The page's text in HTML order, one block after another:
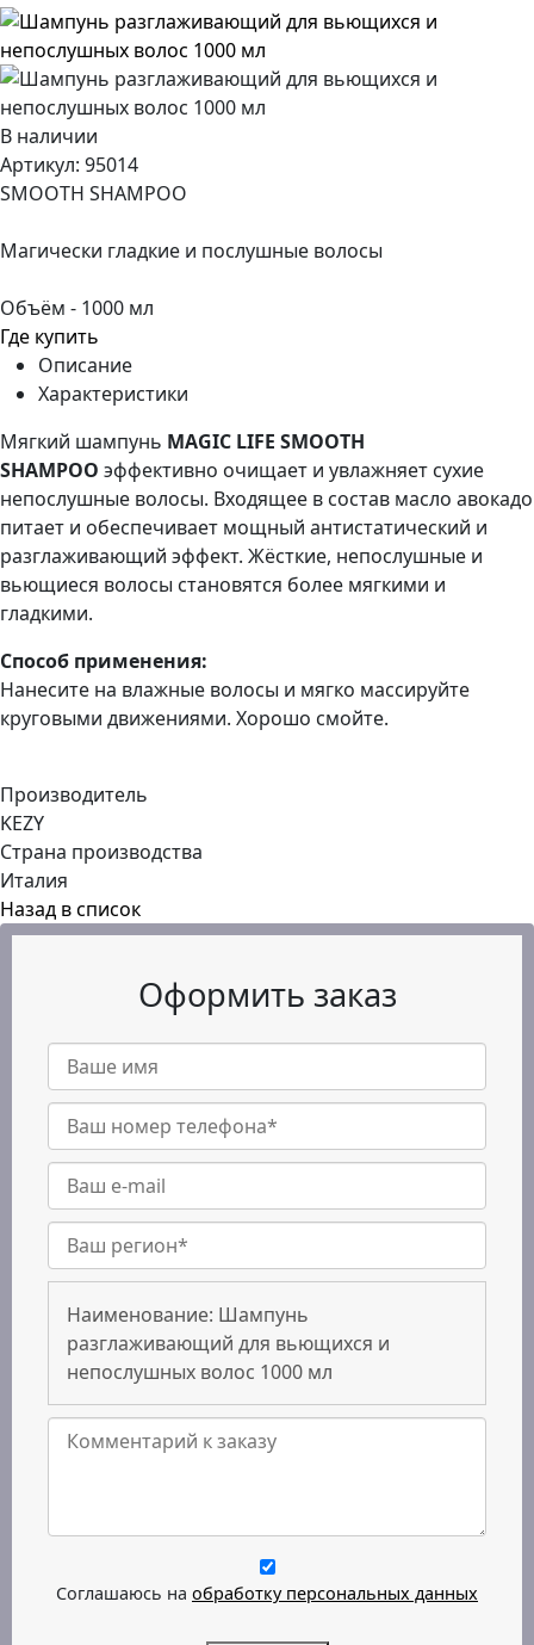
В наличии
Артикул: 95014
SMOOTH SHAMPOO
Магически гладкие и послушные волосы
Объём - 1000 мл
Где купить
Описание
Характеристики
Мягкий шампунь MAGIC LIFE SMOOTH
SHAMPOO эффективно очищает и увлажняет сухие
непослушные волосы. Входящее в состав масло авокадо
питает и обеспечивает мощный антистатический и
разглаживающий эффект. Жёсткие, непослушные и
вьющиеся волосы становятся более мягкими и
гладкими.
Способ применения:
Нанесите на влажные волосы и мягко массируйте
круговыми движениями. Хорошо смойте.
Производитель
KEZY
Страна производства
Италия
Назад в список
Оформить заказ
Наименование: Шампунь
разглаживающий для вьющихся и
непослушных волос 1000 мл
Соглашаюсь на обработку персональных данных